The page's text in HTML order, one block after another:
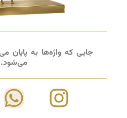
جایی که واژه‌ها به پایان
می‌شود.